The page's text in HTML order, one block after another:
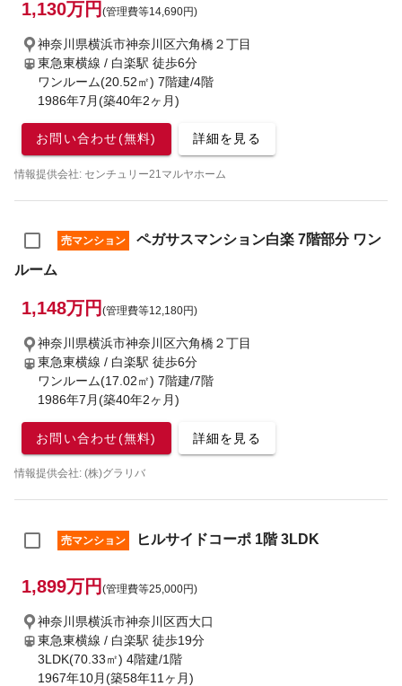
1,130万円 (管理費等14,690円)
神奈川県横浜市神奈川区六角橋２丁目
東急東横線 / 白楽駅 徒歩6分
ワンルーム(20.52㎡) 7階建/4階
1986年7月(築40年2ヶ月)
お問い合わせ(無料) 詳細を見る
情報提供会社: センチュリー21マルヤホーム
売マンション
ペガサスマンション白楽 7階部分 ワン
ルーム
1,148万円 (管理費等12,180円)
神奈川県横浜市神奈川区六角橋２丁目
東急東横線 / 白楽駅 徒歩6分
ワンルーム(17.02㎡) 7階建/7階
1986年7月(築40年2ヶ月)
お問い合わせ(無料) 詳細を見る
情報提供会社: (株)グラリバ
売マンション ヒルサイドコーポ 1階 3LDK
1,899万円 (管理費等25,000円)
神奈川県横浜市神奈川区西大口
東急東横線 / 白楽駅 徒歩19分
3LDK(70.33㎡) 4階建/1階
1967年10月(築58年11ヶ月)